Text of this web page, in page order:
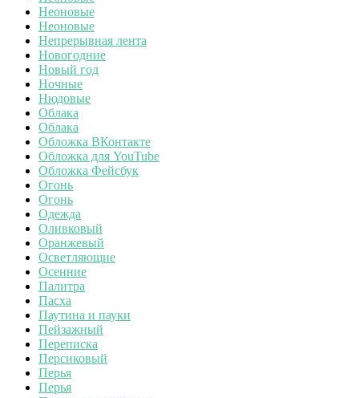
Неоновые
Неоновые
Непрерывная лента
Новогодние
Новый год
Ночные
Нюдовые
Облака
Облака
Обложка ВКонтакте
Обложка для YouTube
Обложка Фейсбук
Огонь
Огонь
Одежда
Оливковый
Оранжевый
Осветляющие
Осенние
Палитра
Пасха
Паутина и пауки
Пейзажный
Переписка
Персиковый
Перья
Перья